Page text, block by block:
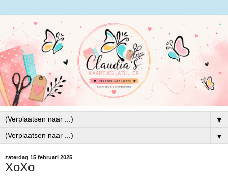
▼
▼
zaterdag 15 februari 2025
XoXo